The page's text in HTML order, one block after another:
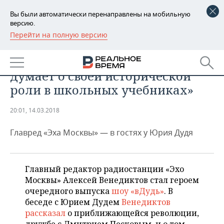
Вы были автоматически перенаправлены на мобильную
версию.
Перейти на полную версию
РЕГИОНЫ
БАШКОРТОСТАН
ТАТАРСТАН
НОВОСТИ
АНАЛИТИКА
ДЕКЛАРАЦИИ О ДОХОДАХ
КОРОЛИ ГОСЗАКАЗА ПФО
ВУЗЫ ТАТАРСТАНА
КОМУ ПРИНАДЛЕЖАТ
ТОРГОВЫЕ ЦЕНТРЫ
ТАТАРСТАНА
НОВОСТИ ЭКОНОМИКИ
ФИНАНСЫ
БАНКИ
БЮДЖЕТ
ИНВЕСТИЦИИ
ПРОМЫШЛЕННОСТЬ
НОВОСТИ
АГРОПРОМ
МАШИНОСТРОЕНИЕ
НЕДВИЖИМОСТЬ
НОВОСТИ НЕДВИЖИМОСТИ
АВТО
НОВОСТИ АВТО
БИЗНЕС
НОВОСТИ БИЗНЕСА
ТЕХНОЛОГИИ
Алексей Венедиктов: «Путин
думает о своей исторической
роли в школьных учебниках»
20:01, 14.03.2018
Главред «Эха Москвы» — в гостях у Юрия Дудя
Главный редактор радиостанции «Эхо
Москвы» Алексей Венедиктов стал героем
очередного выпускашоу «вДудь». В
беседе с Юрием ДудемВенедиктов
рассказал о приближающейся революции,